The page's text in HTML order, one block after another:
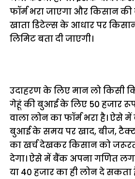
फॉर्म भरा जाएगा और किसान
खाता डिटेल्स के आधार पर
लिमिट बता दी जाएगी।
उदाहरण के लिए मान लो किसी
गेहूं की बुआई के लिए 50 हजार
वाला लोन का फॉर्म भरा है। ऐसे
बुआई के समय पर खाद, बीज,
का खर्च देखकर किसान को
देगा। ऐसे में बैंक अपना गणित
या 40 हजार का ही लोन दे सकता